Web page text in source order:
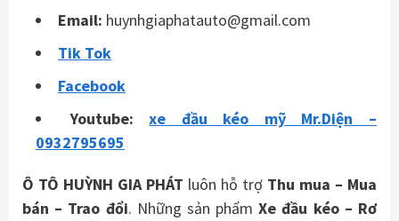
Email: huynhgiaphatauto@gmail.com
Tik Tok
Facebook
Youtube:
xe đầu kéo mỹ Mr.Diện –
0932795695
Ô TÔ HUỲNH GIA PHÁT luôn hỗ trợ Thu mua – Mua
bán – Trao đổi. Những sản phẩmXe đầu kéo – Rơ